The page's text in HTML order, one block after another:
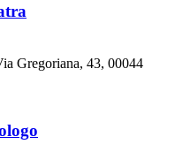
Gregoriana, 43, 00044